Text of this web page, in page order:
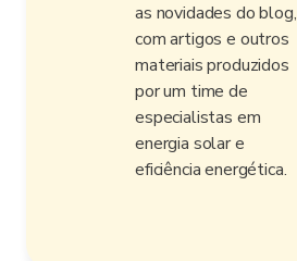
as novidades do blog,
com artigos e outros
materiais produzidos
por um time de
especialistas em
energia solar e
eficiência energética.